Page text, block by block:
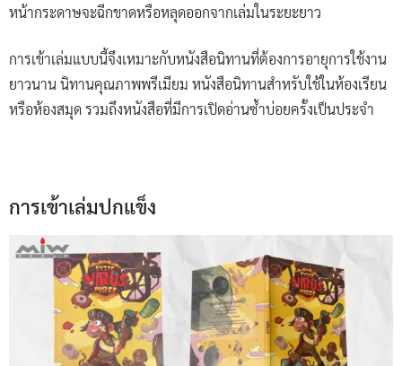
หน้ากระดาษจะฉีกขาดหรือหลุดออกจากเล่มในระยะยาว
การเข้าเล่มแบบนี้จึงเหมาะกับหนังสือนิทานที่ต้องการอายุการใช้งาน
ยาวนาน นิทานคุณภาพพรีเมียม หนังสือนิทานสำหรับใช้ในห้องเรียน
หรือห้องสมุด รวมถึงหนังสือที่มีการเปิดอ่านซ้ำบ่อยครั้งเป็นประจำ
การเข้าเล่มปกแข็ง